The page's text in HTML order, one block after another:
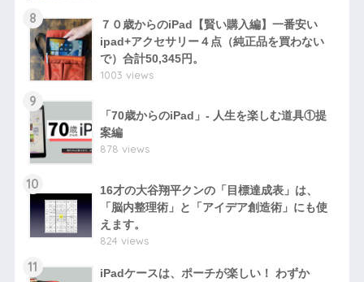
8
７０歳からのiPad【賢い購入編】一番安い
ipad+アクセサリー４点（純正品を買わない
で）合計50,345円。
1003 views
9
「70歳からのiPad」- 人生を楽しむ道具①提
案編
878 views
10
16才の大谷翔平クンの「目標達成表」は、
「脳内整理術」と「アイデア創造術」にも使
えます。
824 views
11
iPadケースは、ポーチが楽しい！ わずか